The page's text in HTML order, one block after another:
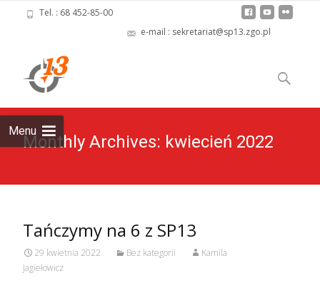
Tel. : 68 452-85-00
e-mail : sekretariat@sp13.zgo.pl
Menu
to
content
Szukaj:
Monthly Archives: kwiecień 2022
Tańczymy na 6 z SP13
29 kwietnia 2022 Bez kategorii
Kamila
Jagiełowicz